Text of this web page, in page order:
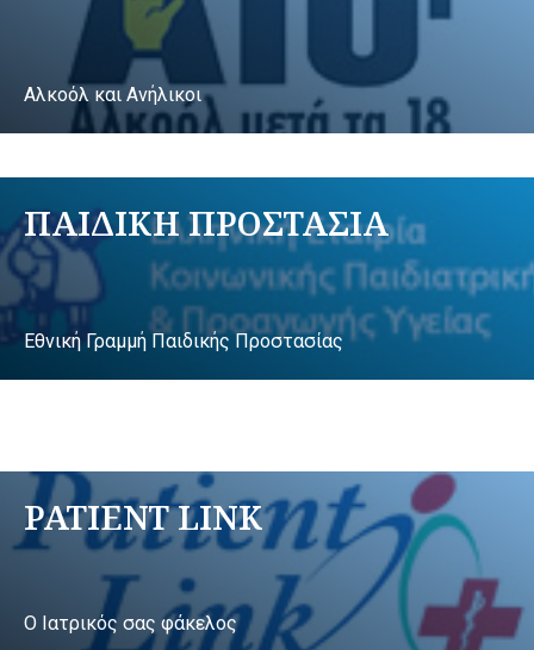
Αλκοόλ και Ανήλικοι
ΠΑΙΔΙΚΗ ΠΡΟΣΤΑΣΙΑ
Εθνική Γραμμή Παιδικής Προστασίας
PATIENT LINK
Ο Ιατρικός σας φάκελος